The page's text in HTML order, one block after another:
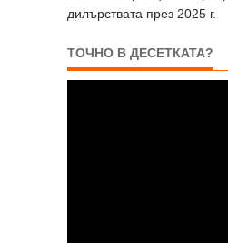
дилърствата през 2025 г.
ТОЧНО В ДЕСЕТКАТА?